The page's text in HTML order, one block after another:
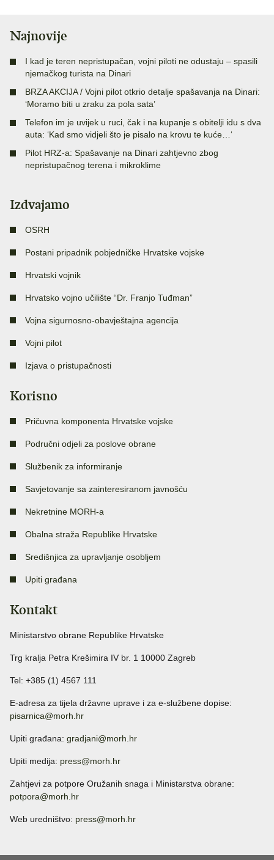
Najnovije
I kad je teren nepristupačan, vojni piloti ne odustaju – spasili
njemačkog turista na Dinari
BRZA AKCIJA / Vojni pilot otkrio detalje spašavanja na Dinari:
‘Moramo biti u zraku za pola sata’
Telefon im je uvijek u ruci, čak i na kupanje s obitelji idu s dva
auta: ‘Kad smo vidjeli što je pisalo na krovu te kuće…‘
Pilot HRZ-a: Spašavanje na Dinari zahtjevno zbog
nepristupačnog terena i mikroklime
Izdvajamo
OSRH
Postani pripadnik pobjedničke Hrvatske vojske
Hrvatski vojnik
Hrvatsko vojno učilište “Dr. Franjo Tuđman”
Vojna sigurnosno-obavještajna agencija
Vojni pilot
Izjava o pristupačnosti
Korisno
Pričuvna komponenta Hrvatske vojske
Područni odjeli za poslove obrane
Službenik za informiranje
Savjetovanje sa zainteresiranom javnošću
Nekretnine MORH-a
Obalna straža Republike Hrvatske
Središnjica za upravljanje osobljem
Upiti građana
Kontakt
Ministarstvo obrane Republike Hrvatske
Trg kralja Petra Krešimira IV br. 1 10000 Zagreb
Tel: +385 (1) 4567 111
E-adresa za tijela državne uprave i za e-službene dopise:
pisarnica@morh.hr
Upiti građana: gradjani@morh.hr
Upiti medija: press@morh.hr
Zahtjevi za potpore Oružanih snaga i Ministarstva obrane:
potpora@morh.hr
Web uredništvo: press@morh.hr